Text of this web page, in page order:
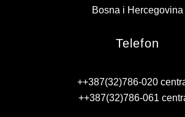
Bosna i Hercegovina
Telefon
++387(32)786-020
++387(32)786-061